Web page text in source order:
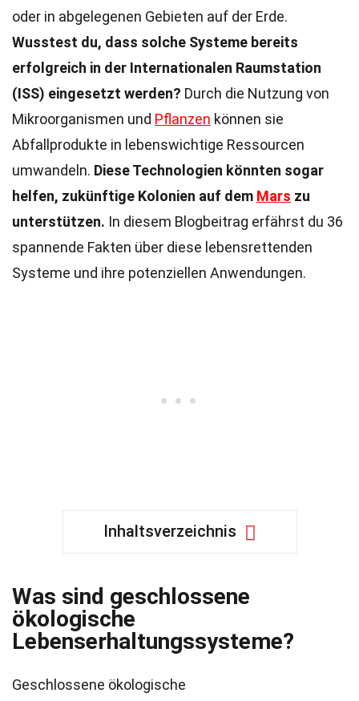
oder in abgelegenen Gebieten auf der Erde.
Wusstest du, dass solche Systeme bereits
erfolgreich in der Internationalen Raumstation
(ISS) eingesetzt werden? Durch die Nutzung von
Mikroorganismen und Pflanzen können sie
Abfallprodukte in lebenswichtige Ressourcen
umwandeln. Diese Technologien könnten sogar
helfen, zukünftige Kolonien auf dem Mars zu
unterstützen. In diesem Blogbeitrag erfährst du 36
spannende Fakten über diese lebensrettenden
Systeme und ihre potenziellen Anwendungen.
Inhaltsverzeichnis
Was sind geschlossene
ökologische
Lebenserhaltungssysteme?
Geschlossene ökologische